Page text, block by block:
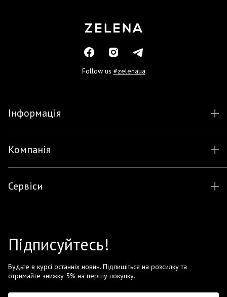
Follow us #zelenaua
Інформація
Компанія
Сервіси
Підписуйтесь!
Будьте в курсі останніх новин. Підпишіться на розсилку та
отримайте знижку 5% на першу покупку.